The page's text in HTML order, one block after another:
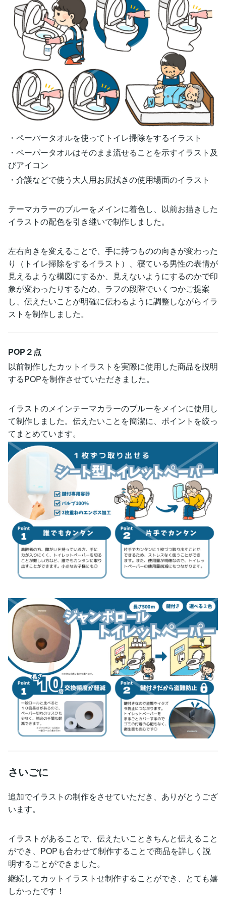
・ペーパータオルを使ってトイレ掃除をするイラスト
・ペーパータオルはそのまま流せることを示すイラスト及
びアイコン
・介護などで使う大人用お尻拭きの使用場面のイラスト
テーマカラーのブルーをメインに着色し、以前お描きした
イラストの配色を引き継いで制作しました。
左右向きを変えることで、手に持つものの向きが変わった
り（トイレ掃除をするイラスト）、寝ている男性の表情が
見えるような構図にするか、見えないようにするのかで印
象が変わったりするため、ラフの段階でいくつかご提案
し、伝えたいことが明確に伝わるように調整しながらイラ
ストを制作しました。
POP２点
以前制作したカットイラストを実際に使用した商品を説明
するPOPを制作させていただきました。
イラストのメインテーマカラーのブルーをメインに使用し
て制作しました。伝えたいことを簡潔に、ポイントを絞っ
てまとめています。
さいごに
追加でイラストの制作をさせていただき、ありがとうござ
います。
イラストがあることで、伝えたいこときちんと伝えること
ができ、POPも合わせて制作することで商品を詳しく説
明することができました。
継続してカットイラストせ制作することができ、とても嬉
しかったです！